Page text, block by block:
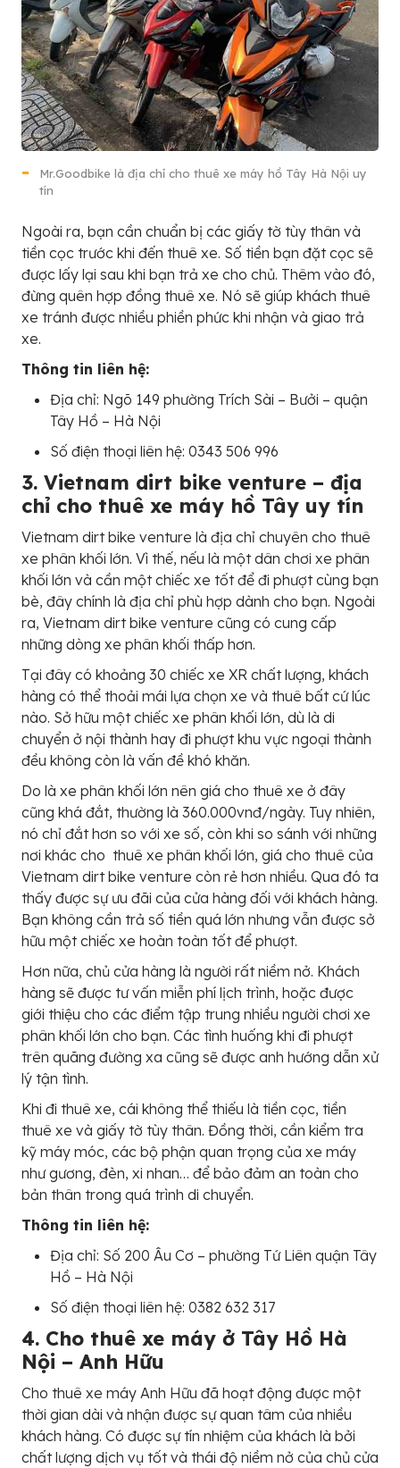
Mr.Goodbike là địa chỉ cho thuê xe máy hồ Tây Hà Nội uy
tín
Ngoài ra, bạn cần chuẩn bị các giấy tờ tùy thân và
tiền cọc trước khi đến thuê xe. Số tiền bạn đặt cọc sẽ
được lấy lại sau khi bạn trả xe cho chủ. Thêm vào đó,
đừng quên hợp đồng thuê xe. Nó sẽ giúp khách thuê
xe tránh được nhiều phiền phức khi nhận và giao trả
xe.
Thông tin liên hệ:
Địa chỉ: Ngõ 149 phường Trích Sài – Bưởi – quận
Tây Hồ – Hà Nội
Số điện thoại liên hệ: 0343 506 996
3. Vietnam dirt bike venture – địa
chỉ cho thuê xe máy hồ Tây uy tín
Vietnam dirt bike venture là địa chỉ chuyên cho thuê
xe phân khối lớn. Vì thế, nếu là một dân chơi xe phân
khối lớn và cần một chiếc xe tốt để đi phượt cùng bạn
bè, đây chính là địa chỉ phù hợp dành cho bạn. Ngoài
ra, Vietnam dirt bike venture cũng có cung cấp
những dòng xe phân khối thấp hơn.
Tại đây có khoảng 30 chiếc xe XR chất lượng, khách
hàng có thể thoải mái lựa chọn xe và thuê bất cứ lúc
nào. Sở hữu một chiếc xe phân khối lớn, dù là di
chuyển ở nội thành hay đi phượt khu vực ngoại thành
đều không còn là vấn đề khó khăn.
Do là xe phân khối lớn nên giá cho thuê xe ở đây
cũng khá đắt, thường là 360.000vnđ/ngày. Tuy nhiên,
nó chỉ đắt hơn so với xe số, còn khi so sánh với những
nơi khác cho thuê xe phân khối lớn, giá cho thuê của
Vietnam dirt bike venture còn rẻ hơn nhiều. Qua đó ta
thấy được sự ưu đãi của cửa hàng đối với khách hàng.
Bạn không cần trả số tiền quá lớn nhưng vẫn được sở
hữu một chiếc xe hoàn toàn tốt để phượt.
Hơn nữa, chủ cửa hàng là người rất niềm nở. Khách
hàng sẽ được tư vấn miễn phí lịch trình, hoặc được
giới thiệu cho các điểm tập trung nhiều người chơi xe
phân khối lớn cho bạn. Các tình huống khi đi phượt
trên quãng đường xa cũng sẽ được anh hướng dẫn xử
lý tận tình.
Khi đi thuê xe, cái không thể thiếu là tiền cọc, tiền
thuê xe và giấy tờ tùy thân. Đồng thời, cần kiểm tra
kỹ máy móc, các bộ phận quan trọng của xe máy
như gương, đèn, xi nhan… để bảo đảm an toàn cho
bản thân trong quá trình di chuyển.
Thông tin liên hệ:
Địa chỉ: Số 200 Âu Cơ – phường Tứ Liên quận Tây
Hồ – Hà Nội
Số điện thoại liên hệ: 0382 632 317
4. Cho thuê xe máy ở Tây Hồ Hà
Nội – Anh Hữu
Cho thuê xe máy Anh Hữu đã hoạt động được một
thời gian dài và nhận được sự quan tâm của nhiều
khách hàng. Có được sự tín nhiệm của khách là bởi
chất lượng dịch vụ tốt và thái độ niềm nở của chủ cửa